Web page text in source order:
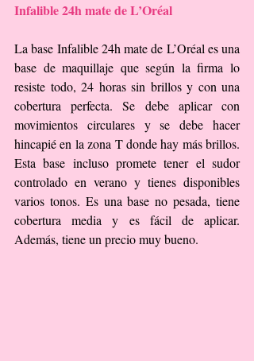
Infalible 24h mate de L’Oréal
La base Infalible 24h mate de L’Oréal es una
base de maquillaje que según la firma lo
resiste todo, 24 horas sin brillos y con una
cobertura perfecta. Se debe aplicar con
movimientos circulares y se debe hacer
hincapié en la zona T donde hay más brillos.
Esta base incluso promete tener el sudor
controlado en verano y tienes disponibles
varios tonos. Es una base no pesada, tiene
cobertura media y es fácil de aplicar.
Además, tiene un precio muy bueno.